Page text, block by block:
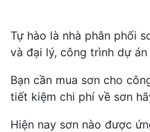
Tự hào là nhà phân phối
và đại lý, công trình dự
Bạn cần mua sơn cho
tiết kiệm chi phí về sơn
Hiện nay sơn nào được